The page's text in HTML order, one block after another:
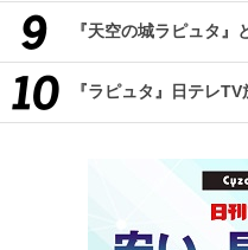
『天空の城ラピュタ』
『ラピュタ』日テレ